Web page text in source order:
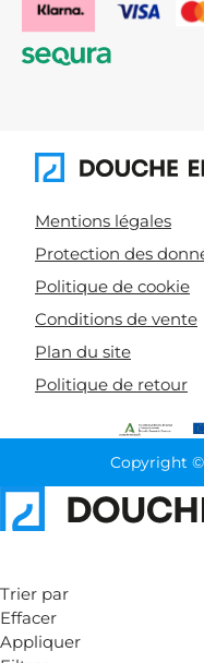
Mentions légales
Protection des
Politique de cookie
Conditions de vente
Plan du site
Politique de retour
Copyright
Trier par
Effacer
Appliquer